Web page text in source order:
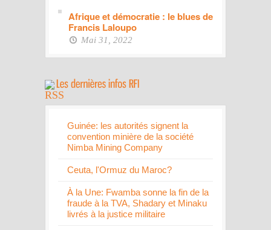
Afrique et démocratie : le blues de
Francis Laloupo
Mai 31, 2022
Guinée: les autorités signent la
convention minière de la société
Nimba Mining Company
Ceuta, l'Ormuz du Maroc?
À la Une: Fwamba sonne la fin de la
fraude à la TVA, Shadary et Minaku
livrés à la justice militaire